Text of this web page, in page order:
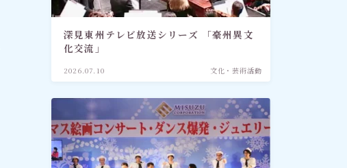
深見東州テレビ放送シリーズ 「豪州異文
化交流」
2026.07.10 文化・芸術活動